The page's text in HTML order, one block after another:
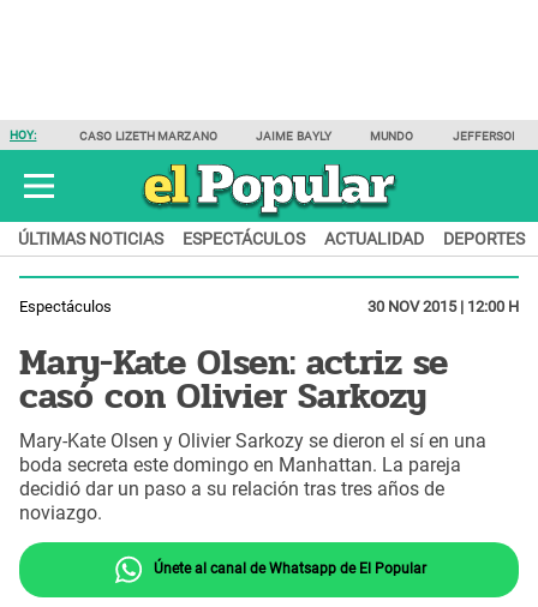
HOY: CASO LIZETH MARZANO JAIME BAYLY MUNDO JEFFERSON
ÚLTIMAS NOTICIAS ESPECTÁCULOS ACTUALIDAD DEPORTES
Espectáculos 30 NOV 2015 | 12:00 H
Mary-Kate Olsen: actriz se
casó con Olivier Sarkozy
Mary-Kate Olsen y Olivier Sarkozy se dieron el sí en una
boda secreta este domingo en Manhattan. La pareja
decidió dar un paso a su relación tras tres años de
noviazgo.
Únete al canal de Whatsapp de El Popular